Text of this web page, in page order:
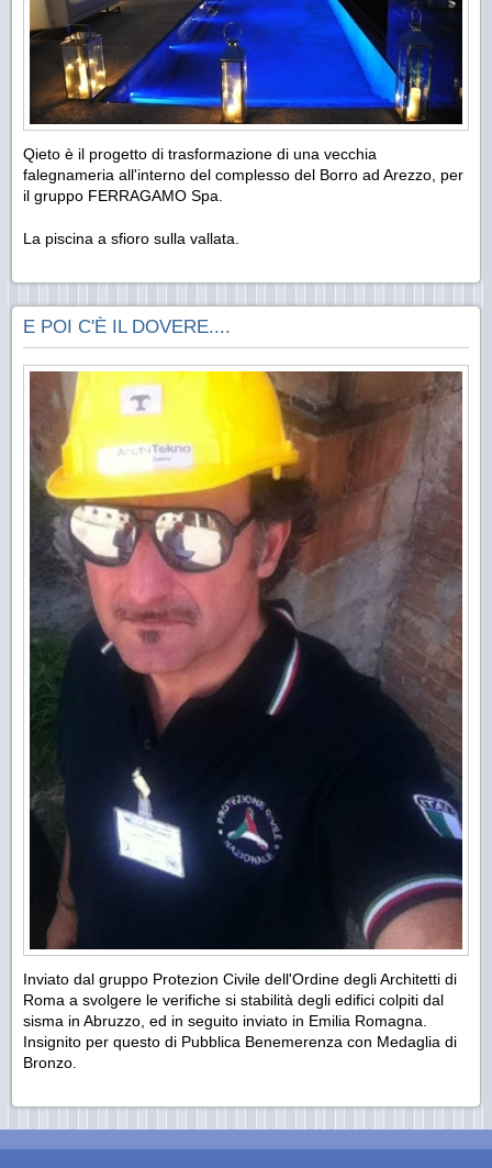
Qieto è il progetto di trasformazione di una vecchia
falegnameria all'interno del complesso del Borro ad Arezzo, per
il gruppo FERRAGAMO Spa.
La piscina a sfioro sulla vallata.
E POI C'È IL DOVERE....
Inviato dal gruppo Protezion Civile dell'Ordine degli Architetti di
Roma a svolgere le verifiche si stabilità degli edifici colpiti dal
sisma in Abruzzo, ed in seguito inviato in Emilia Romagna.
Insignito per questo di Pubblica Benemerenza con Medaglia di
Bronzo.